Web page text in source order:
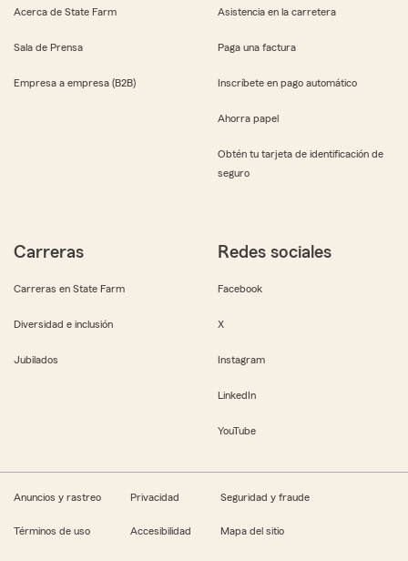
Acerca de State Farm
Sala de Prensa
Empresa a empresa (B2B)
Asistencia en la carretera
Paga una factura
Inscríbete en pago automático
Ahorra papel
Obtén tu tarjeta de identificación de
seguro
Carreras
Carreras en State Farm
Diversidad e inclusión
Jubilados
Redes sociales
Facebook
X
Instagram
LinkedIn
YouTube
Anuncios y rastreo Privacidad Seguridad y fraude
Términos de uso Accesibilidad Mapa del sitio